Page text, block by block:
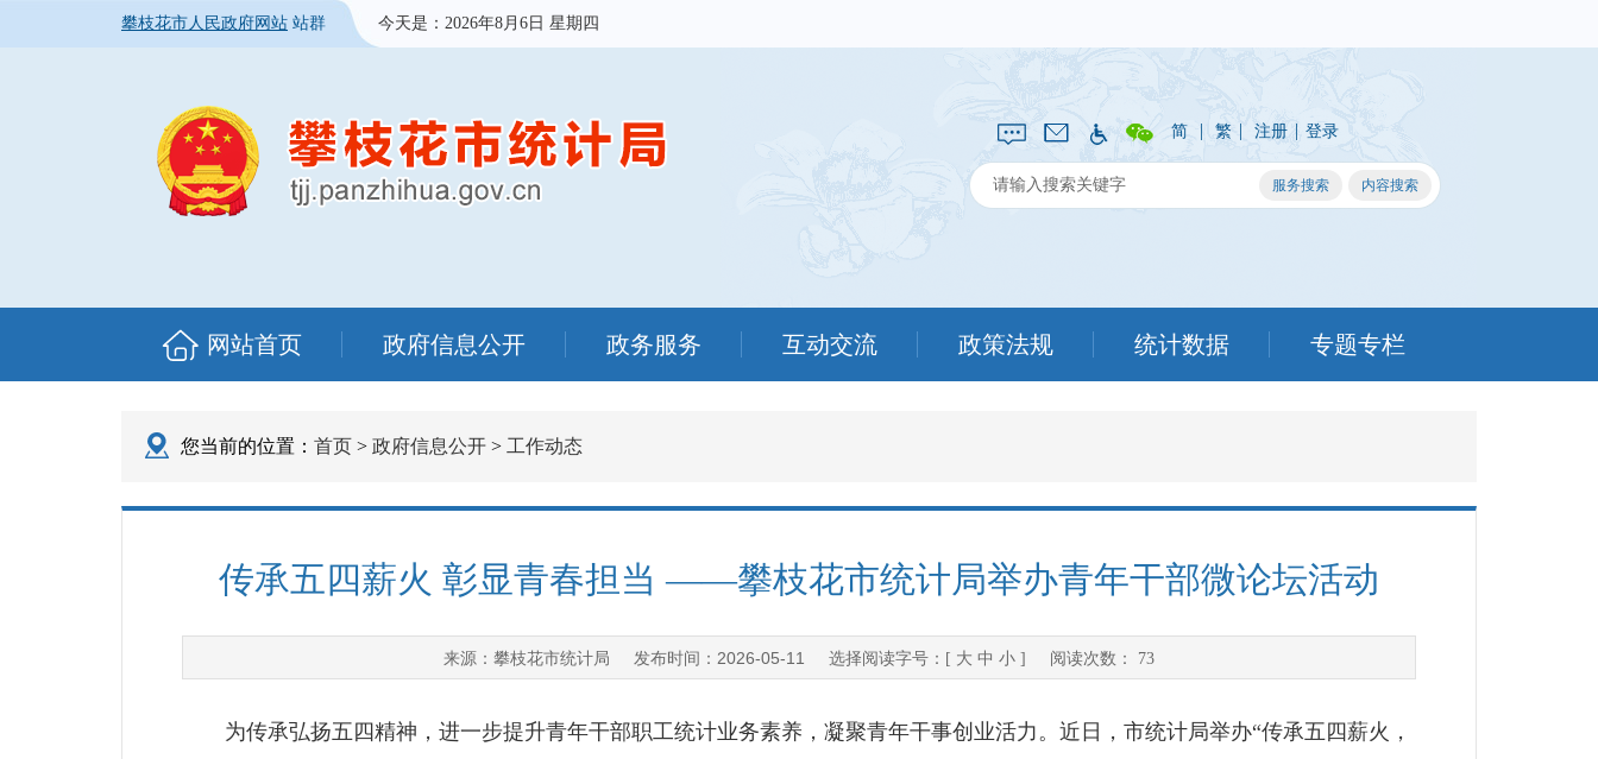
攀枝花市人民政府网站 站群 今天是： 2026年8月6日 星期四
简 | 繁 | 注册 | 登录
网站首页 政府信息公开 政务服务 互动交流 政策法规 统计数据 专题专栏
您当前的位置： 首页 > 政府信息公开 > 工作动态
传承五四薪火 彰显青春担当 ——攀枝花市统计局举办青年干部微论坛活动
来源： 攀枝花市统计局 发布时间： 2026-05-11 选择阅读字号：[ 大 中 小 ] 阅读次数： 73
为传承弘扬五四精神，进一步提升青年干部职工统计业务素养，凝聚青年干事创业活力。近日，市统计局举办“传承五四薪火，